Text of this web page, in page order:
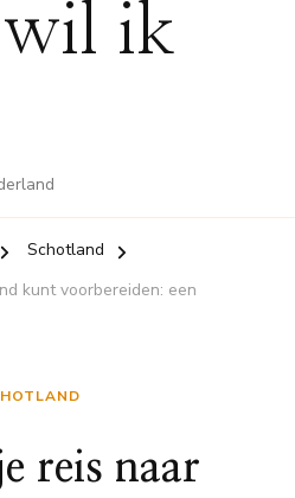
wil ik
Schotland
kunt voorbereiden: een
reis naar